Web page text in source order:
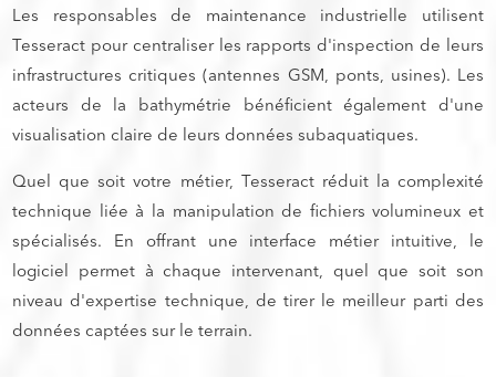
Les responsables de maintenance industrielle utilisent
Tesseract pour centraliser les rapports d'inspection de leurs
infrastructures critiques (antennes GSM, ponts, usines). Les
acteurs de la bathymétrie bénéficient également d'une
visualisation claire de leurs données subaquatiques.
Quel que soit votre métier, Tesseract réduit la complexité
technique liée à la manipulation de fichiers volumineux et
spécialisés. En offrant une interface métier intuitive, le
logiciel permet à chaque intervenant, quel que soit son
niveau d'expertise technique, de tirer le meilleur parti des
données captées sur le terrain.